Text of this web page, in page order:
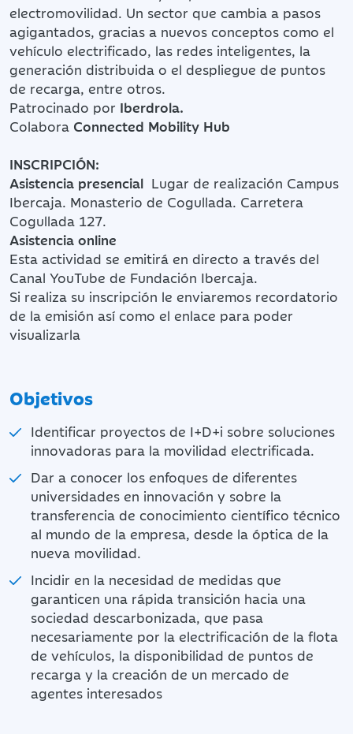
electromovilidad. Un sector que cambia a pasos
agigantados, gracias a nuevos conceptos como el
vehículo electrificado, las redes inteligentes, la
generación distribuida o el despliegue de puntos
de recarga, entre otros.
Patrocinado por Iberdrola.
Colabora Connected Mobility Hub
INSCRIPCIÓN:
Asistencia presencial Lugar de realización Campus
Ibercaja. Monasterio de Cogullada. Carretera
Cogullada 127.
Asistencia online
Esta actividad se emitirá en directo a través del
Canal YouTube de Fundación Ibercaja.
Si realiza su inscripción le enviaremos recordatorio
de la emisión así como el enlace para poder
visualizarla
Objetivos
Identificar proyectos de I+D+i sobre soluciones
innovadoras para la movilidad electrificada.
Dar a conocer los enfoques de diferentes
universidades en innovación y sobre la
transferencia de conocimiento científico técnico
al mundo de la empresa, desde la óptica de la
nueva movilidad.
Incidir en la necesidad de medidas que
garanticen una rápida transición hacia una
sociedad descarbonizada, que pasa
necesariamente por la electrificación de la flota
de vehículos, la disponibilidad de puntos de
recarga y la creación de un mercado de
agentes interesados